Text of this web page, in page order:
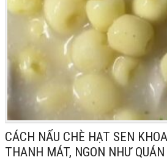
CÁCH NẤU CHÈ HẠT SEN
THANH MÁT, NGON NHƯ QUÁN